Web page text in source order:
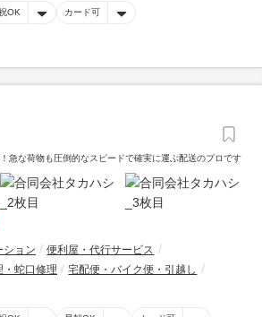
OK カード可
急な荷物も圧倒的なスピードで確実に運ぶ配送のプロです
ション
便利屋・代行サービス
・蛇口修理
宅配便・バイク便・引越し